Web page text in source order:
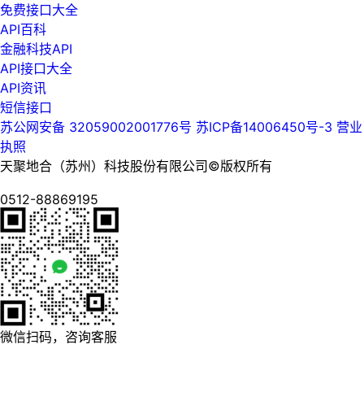
免费接口大全
API百科
金融科技API
API接口大全
API资讯
短信接口
苏公网安备 32059002001776号 苏ICP备14006450号-3 营业
执照
天聚地合（苏州）科技股份有限公司©版权所有
0512-88869195
微信扫码，咨询客服